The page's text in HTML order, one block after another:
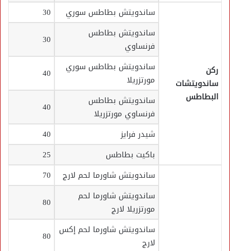
ركن
ساندويتشات
البطاطس
ساندويتش بطاطس سوري
30
ساندويتش بطاطس
فرنساوي
30
ساندويتش بطاطس سوري
مورتزريلا
40
ساندويتش بطاطس
فرنساوي مورتزريلا
40
شيدر فرايز
40
باكيت بطاطس
25
ساندويتش شاورما لحم لارج
70
ساندويتش شاورما لحم
مورتزريلا لارج
80
ساندويتش شاورما لحم إكس
لارج
80